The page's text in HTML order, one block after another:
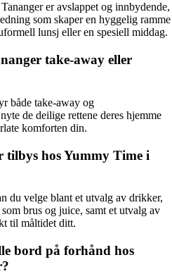
er avslappet og innbydende,
som skaper en hyggelig ramme
lunsj eller en spesiell middag.
take-away eller
både take-away og
de deilige rettene deres hjemme
komforten din.
hos Yummy Time i
du velge blant et utvalg av drikker,
brus og juice, samt et utvalg av
til måltidet ditt.
bord på forhånd hos